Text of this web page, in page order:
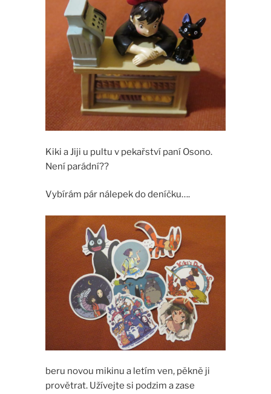
Kiki a Jiji u pultu v pekařství paní Osono.
Není parádní??
Vybírám pár nálepek do deníčku….
beru novou mikinu a letím ven, pěkně ji
provětrat. Užívejte si podzim a zase